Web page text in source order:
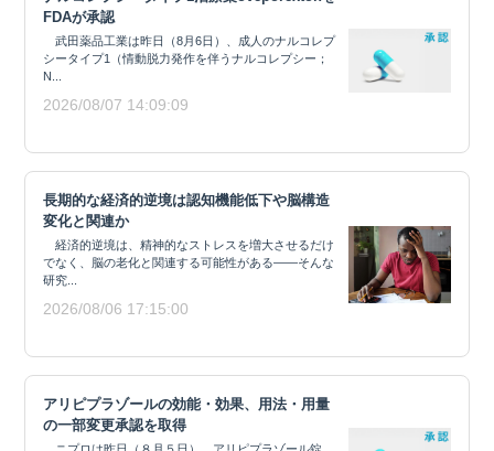
FDAが承認
武田薬品工業は昨日（8月6日）、成人のナルコレプ
シータイプ1（情動脱力発作を伴うナルコレプシー；
N...
2026/08/07 14:09:09
長期的な経済的逆境は認知機能低下や脳構造
変化と関連か
経済的逆境は、精神的なストレスを増大させるだけ
でなく、脳の老化と関連する可能性がある——そんな
研究...
2026/08/06 17:15:00
アリピプラゾールの効能・効果、用法・用量
の一部変更承認を取得